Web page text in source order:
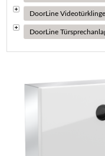
DoorLine
DoorLine